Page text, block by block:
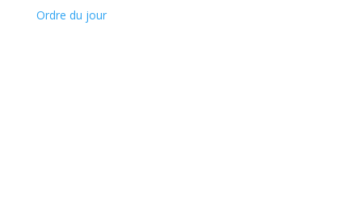
Ordre du jour